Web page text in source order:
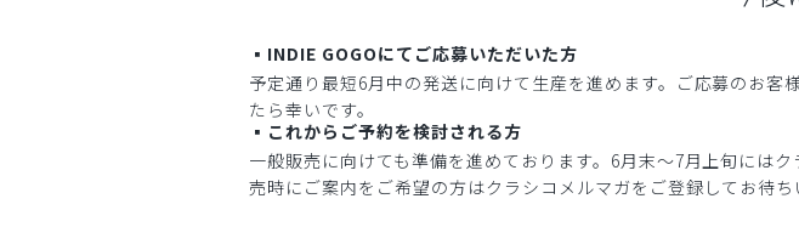
▪️INDIE GOGOにてご応募いただいた方
予定通り最短6月中の発送に向けて生産を進めます。ご応募のお
たら幸いです。
▪️これからご予約を検討される方
一般販売に向けても準備を進めております。6月末〜7月上旬には
売時にご案内をご希望の方はクラシコメルマガをご登録してお待ち